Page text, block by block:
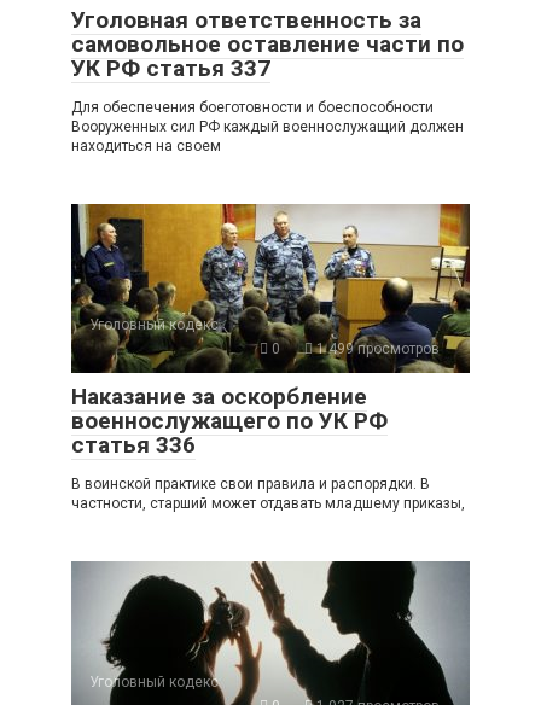
Уголовная ответственность за
самовольное оставление части по
УК РФ статья 337
Для обеспечения боеготовности и боеспособности
Вооруженных сил РФ каждый военнослужащий должен
находиться на своем
Уголовный кодекс
0
1 499 просмотров
Наказание за оскорбление
военнослужащего по УК РФ
статья 336
В воинской практике свои правила и распорядки. В
частности, старший может отдавать младшему приказы,
Уголовный кодекс